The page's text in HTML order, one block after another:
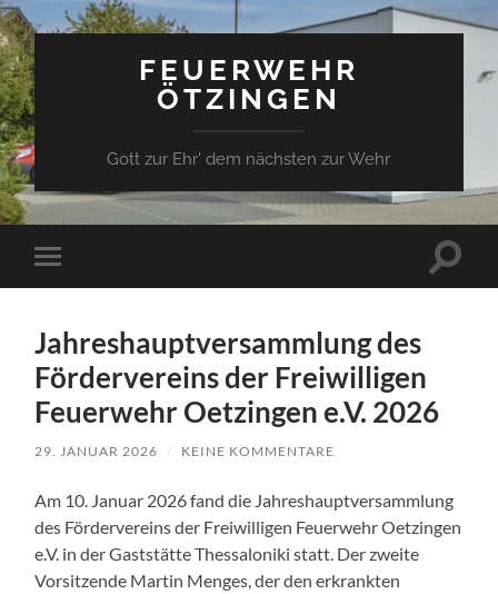
FEUERWEHR
ÖTZINGEN
Gott zur Ehr' dem nächsten zur Wehr
Mobile-
Menü
Jahreshauptversammlung des
Fördervereins der Freiwilligen
Feuerwehr Oetzingen e.V. 2026
29. JANUAR 2026 / KEINE KOMMENTARE
Am 10. Januar 2026 fand die Jahreshauptversammlung
des Fördervereins der Freiwilligen Feuerwehr Oetzingen
e.V. in der Gaststätte Thessaloniki statt. Der zweite
Vorsitzende Martin Menges, der den erkrankten